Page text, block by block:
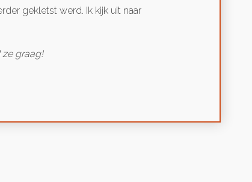
gekletst werd. Ik kijk uit naar
graag!